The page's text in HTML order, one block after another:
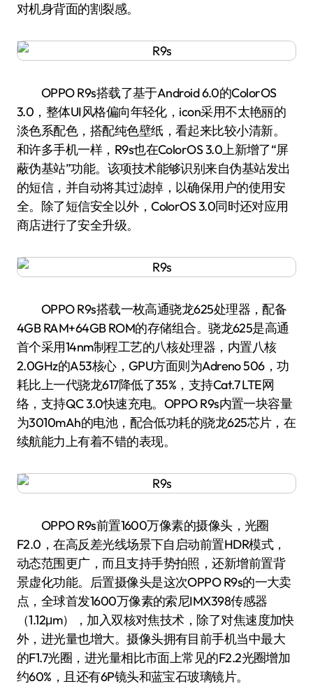
对机身背面的割裂感。
OPPO R9s搭载了基于Android 6.0的ColorOS
3.0，整体UI风格偏向年轻化，icon采用不太艳丽的
淡色系配色，搭配纯色壁纸，看起来比较小清新。
和许多手机一样，R9s也在ColorOS 3.0上新增了“屏
蔽伪基站”功能。该项技术能够识别来自伪基站发出
的短信，并自动将其过滤掉，以确保用户的使用安
全。除了短信安全以外，ColorOS 3.0同时还对应用
商店进行了安全升级。
OPPO R9s搭载一枚高通骁龙625处理器，配备
4GB RAM+64GB ROM的存储组合。骁龙625是高通
首个采用14nm制程工艺的八核处理器，内置八核
2.0GHz的A53核心，GPU方面则为Adreno 506，功
耗比上一代骁龙617降低了35%，支持Cat.7 LTE网
络，支持QC 3.0快速充电。OPPO R9s内置一块容量
为3010mAh的电池，配合低功耗的骁龙625芯片，在
续航能力上有着不错的表现。
OPPO R9s前置1600万像素的摄像头，光圈
F2.0，在高反差光线场景下自启动前置HDR模式，
动态范围更广，而且支持手势拍照，还新增前置背
景虚化功能。后置摄像头是这次OPPO R9s的一大卖
点，全球首发1600万像素的索尼IMX398传感器
（1.12μm），加入双核对焦技术，除了对焦速度加快
外，进光量也增大。摄像头拥有目前手机当中最大
的F1.7光圈，进光量相比市面上常见的F2.2光圈增加
约60%，且还有6P镜头和蓝宝石玻璃镜片。